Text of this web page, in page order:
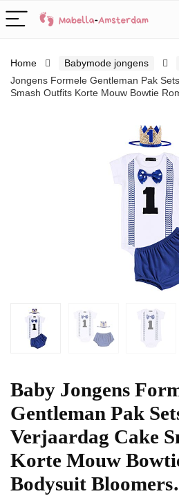
Home Babymode jongens
Jongens Formele Gentleman Pak
Smash Outfits Korte Mouw Bowtie
Baby Jongens
Gentleman Pak
Verjaardag Cake
Korte Mouw
Bodysuit